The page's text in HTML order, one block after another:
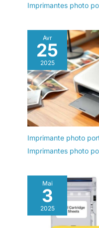
Imprimantes photo
Avr
25
2025
Imprimante photo
Imprimantes photo
Mai
3
2025